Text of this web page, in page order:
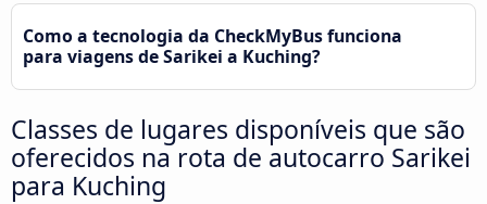
Como a tecnologia da CheckMyBus funciona
para viagens de Sarikei a Kuching?
Classes de lugares disponíveis que são
oferecidos na rota de autocarro Sarikei
para Kuching